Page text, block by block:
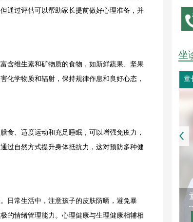
通过评估可以帮助家长提前做好心理准备，并
维生素和矿物质的食物，如新鲜蔬果、坚果
化学物质和辐射，保持规律作息和良好心态，
、适度运动和充足睡眠，可以增强免疫力，
过自然方式提升身体抵抗力，这对预防多种健
常生活中，注意孩子的皮肤防晒，避免暴
的情绪管理能力。心理健康与生理健康相辅相
坐
童